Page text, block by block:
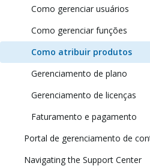
Como gerenciar usuários
Como gerenciar funções
Como atribuir produtos
Gerenciamento de plano
Gerenciamento de licenças
Faturamento e pagamento
Portal de gerenciamento de
Navigating the Support Center